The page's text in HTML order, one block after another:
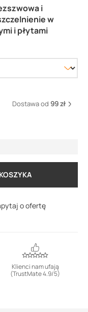
i
w
i płytami
Dostawa od 99 zł
o ofertę
Klienci nam ufają
(TrustMate 4.9/5)